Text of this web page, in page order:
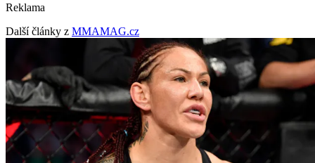
Reklama
Další články z MMAMAG.cz